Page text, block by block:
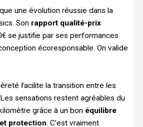
une évolution réussie dans la
Son rapport qualité-prix
se justifie par ses performances
écoresponsable. On valide
facilite la transition entre les
sensations restent agréables du
grâce à un bon équilibre
protection. C’est vraiment